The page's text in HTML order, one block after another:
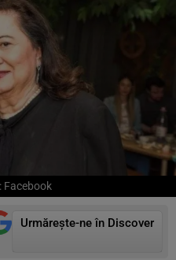
Facebook
Urmărește-ne în Discover